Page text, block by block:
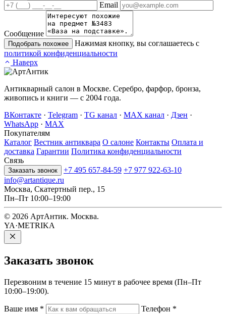
Email
Сообщение
Подобрать похожее
Нажимая кнопку, вы соглашаетесь с
политикой конфиденциальности
Наверх
Антикварный салон в Москве. Серебро, фарфор, бронза,
живопись и книги — с 2004 года.
ВКонтакте · Telegram · TG канал · MAX канал · Дзен ·
WhatsApp · MAX
Покупателям
Каталог Вестник антиквара О салоне Контакты Оплата и
доставка Гарантии Политика конфиденциальности
Связь
Заказать звонок +7 495 657-84-59 +7 977 922-63-10
info@artantique.ru
Москва, Скатертный пер., 15
Пн–Пт 10:00–19:00
© 2026 АртАнтик. Москва.
YA·METRIKA
Заказать звонок
Перезвоним в течение 15 минут в рабочее время (Пн–Пт
10:00–19:00).
Ваше имя * Телефон *